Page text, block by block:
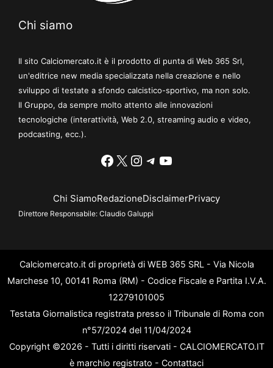
Chi siamo
Il sito Calciomercato.it è il prodotto di punta di Web 365 Srl,
un'editrice new media specializzata nella creazione e nello
sviluppo di testate a sfondo calcistico-sportivo, ma non solo.
Il Gruppo, da sempre molto attento alle innovazioni
tecnologiche (interattività, Web 2.0, streaming audio e video,
podcasting, ecc.).
Facebook
X Instagram
Telegram
YouTube
Chi SiamoRedazioneDisclaimerPrivacy
Direttore Responsabile: Claudio Galuppi
Calciomercato.it di proprietà di WEB 365 SRL - Via Nicola
Marchese 10, 00141 Roma (RM) - Codice Fiscale e Partita I.V.A.
12279101005
Testata Giornalistica registrata presso il Tribunale di Roma con
n°57/2024 del 11/04/2024
Copyright ©2026 - Tutti i diritti riservati - CALCIOMERCATO.IT
è marchio registrato - Contattaci